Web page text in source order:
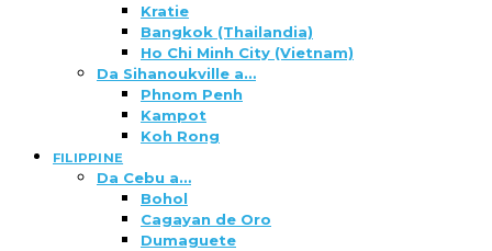
Kratie
Bangkok (Thailandia)
Ho Chi Minh City (Vietnam)
Da Sihanoukville a…
Phnom Penh
Kampot
Koh Rong
FILIPPINE
Da Cebu a…
Bohol
Cagayan de Oro
Dumaguete